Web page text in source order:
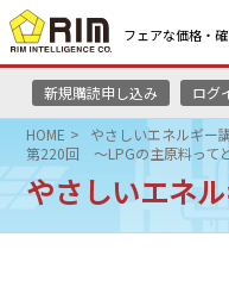
フェアな価格・
新規購読申し込み ログ
MENU
更新
HOME
マーケットニュース
HOME
やさしいエネルギー
第220回 ～LPGの主原料って
やさしいエネ